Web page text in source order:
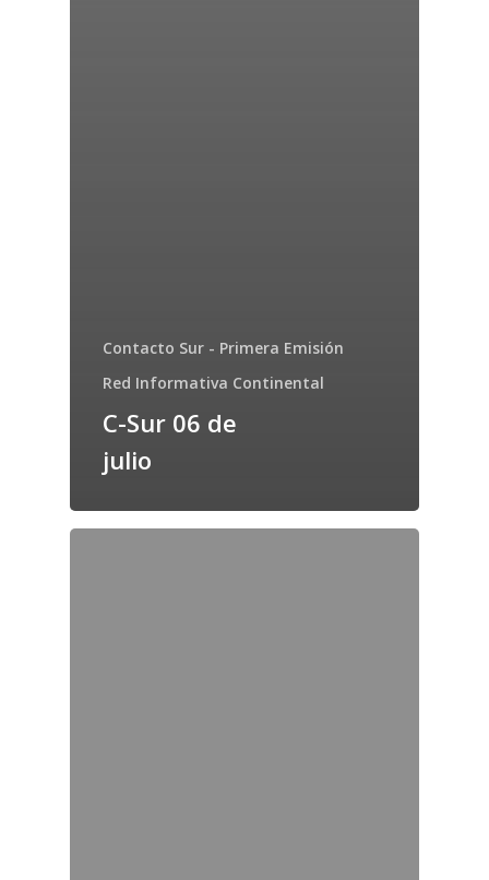
Contacto Sur - Primera Emisión
Red Informativa Continental
C-Sur 06 de
julio